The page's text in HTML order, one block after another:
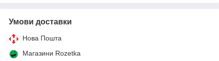
Умови доставки
Нова Пошта
Магазини Rozetka